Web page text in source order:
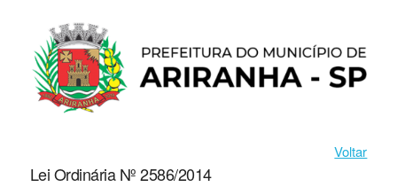
Voltar
Lei Ordinária Nº 2586/2014